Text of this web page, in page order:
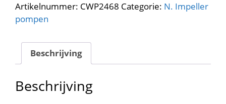
9-
10-
24119
4)
CWP2468
aantal
Artikelnummer: CWP2468 Categorie: N. Impeller
pompen
Beschrijving
Beschrijving